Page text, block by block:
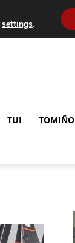
TUI TOMIÑO
settings.